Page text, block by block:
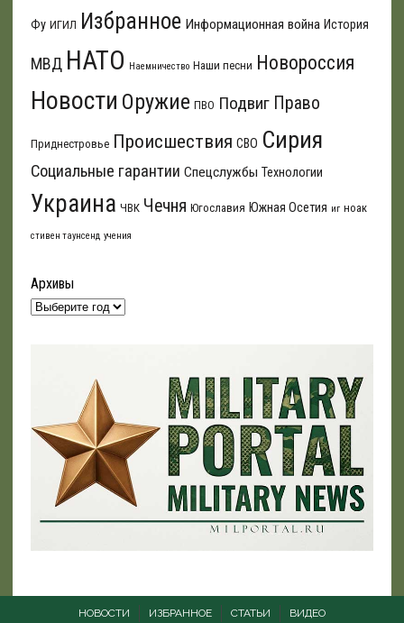
Фу ИГИЛ Избранное Информационная война История
МВД НАТО Наемничество Наши песни Новороссия
Новости Оружие ПВО Подвиг Право
Приднестровье Происшествия СВО Сирия
Социальные гарантии Спецслужбы Технологии
Украина ЧВК Чечня Югославия Южная Осетия иг ноак
стивен таунсенд учения
Архивы
НОВОСТИ ИЗБРАННОЕ СТАТЬИ ВИДЕО